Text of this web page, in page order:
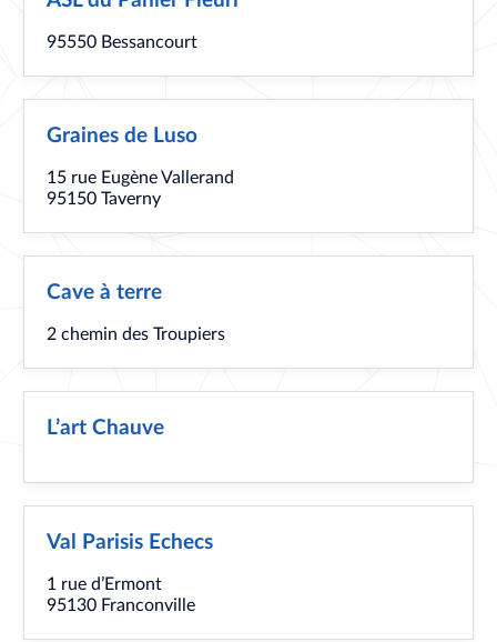
95550 Bessancourt
Graines de Luso
15 rue Eugène Vallerand
95150 Taverny
Cave à terre
2 chemin des Troupiers
L’art Chauve
Val Parisis Echecs
1 rue d’Ermont
95130 Franconville